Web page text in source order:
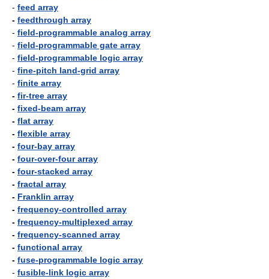
- feed array
- feedthrough array
- field-programmable analog array
- field-programmable gate array
- field-programmable logic array
- fine-pitch land-grid array
- finite array
- fir-tree array
- fixed-beam array
- flat array
- flexible array
- four-bay array
- four-over-four array
- four-stacked array
- fractal array
- Franklin array
- frequency-controlled array
- frequency-multiplexed array
- frequency-scanned array
- functional array
- fuse-programmable logic array
- fusible-link logic array